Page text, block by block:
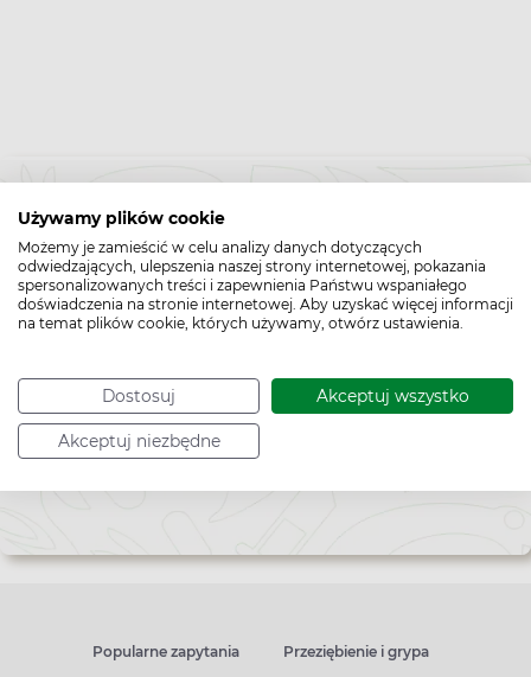
Używamy plików cookie
Możemy je zamieścić w celu analizy danych dotyczących
odwiedzających, ulepszenia naszej strony internetowej, pokazania
spersonalizowanych treści i zapewnienia Państwu wspaniałego
doświadczenia na stronie internetowej. Aby uzyskać więcej informacji
na temat plików cookie, których używamy, otwórz ustawienia.
Dostosuj Akceptuj wszystko
Akceptuj niezbędne
Bądź na bieżąco,
zapisz się na nasz newsletter!
do
newslettera
Chcę otrzymywać newsletter Apteline
rozwiń>
Popularne zapytania Przeziębienie i grypa